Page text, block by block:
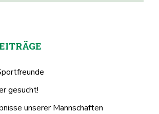
gesucht!
unserer Mannschaften